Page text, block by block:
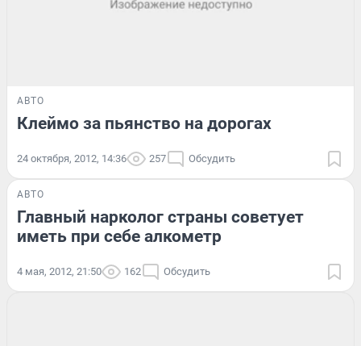
АВТО
Клеймо за пьянство на дорогах
24 октября, 2012, 14:36 257 Обсудить
АВТО
Главный нарколог страны советует
иметь при себе алкометр
4 мая, 2012, 21:50 162 Обсудить